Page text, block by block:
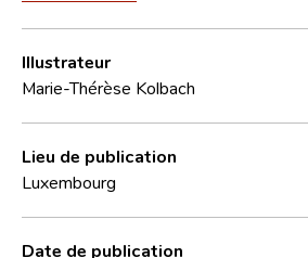
Illustrateur
Marie-Thérèse Kolbach
Lieu de publication
Luxembourg
Date de publication